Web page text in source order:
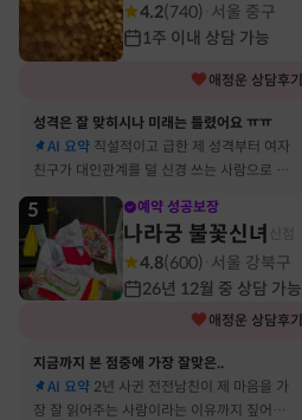
4.2(740) 서울 중구
1주 이내 상담 가능
애정운 상담후기
성격은 잘 맞히시나 미래는 틀렸어요 ㅠㅠ
AI 요약 직설적이고 급한 제 성격부터 여자
친구가 대인관계를 덜 신경 쓰는 사람으로 바
뀔 거란 말까지 그대로 현실이 됐어요
5 예약 성공보장
나라궁 불꽃신녀
4.8(600) 서울 강북구
26년 12월 중 상담 가능
애정운 상담후기
지금까지 본 점중에 가장 잘맞은..
AI 요약 2년 사귄 전전남친이 제 마음을 가
장 잘 읽어주는 사람이라는 이유까지 짚어줘